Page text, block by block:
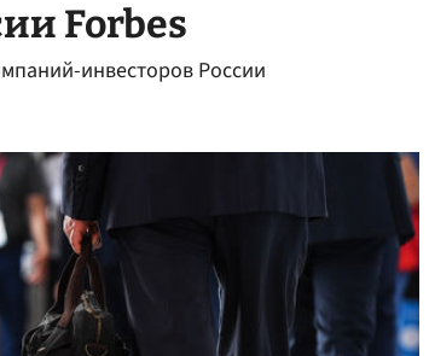
Forbes
инвесторов России